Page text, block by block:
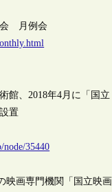
会 月例会
館、2018年4月に「国立
置
35440
映画専門機関「国立映画